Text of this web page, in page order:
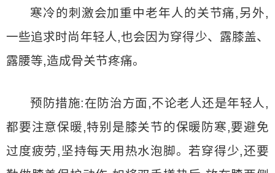
寒冷的刺激会加重中老年人的关节痛,另外,
一些追求时尚年轻人,也会因为穿得少、露膝盖、
露腰等,造成骨关节疼痛。
预防措施:在防治方面,不论老人还是年轻人,
都要注意保暖,特别是膝关节的保暖防寒,要避免
过度疲劳,坚持每天用热水泡脚。若穿得少,还要